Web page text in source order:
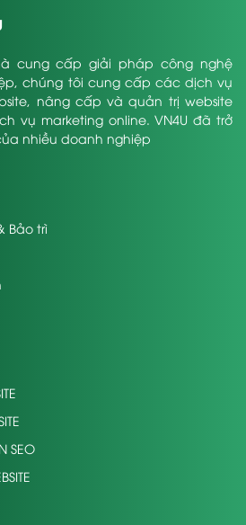
cung cấp giải pháp công nghệ
chúng tôi cung cấp các dịch vụ
nâng cấp và quản trị website
vụ marketing online. VN4U đã trở
nhiều doanh nghiệp
Bảo trì
SEO